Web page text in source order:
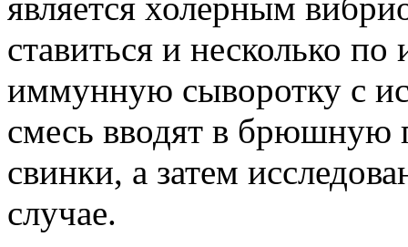
ставиться и несколько
иммунную сыворотку с
смесь вводят в брюшную
свинки, а затем
случае.